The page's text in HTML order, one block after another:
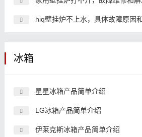
hiq壁挂炉不上水，具体故障原因
冰箱
星星冰箱产品简单介绍
LG冰箱产品简单介绍
伊莱克斯冰箱产品简单介绍